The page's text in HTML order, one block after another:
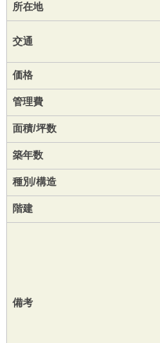
所在地
交通
価格
管理費
面積/坪数
築年数
種別/構造
階建
備考